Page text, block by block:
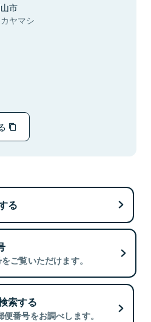
市
ヤマシ
る
ご覧いただけます。
索する
番号をお調べします。